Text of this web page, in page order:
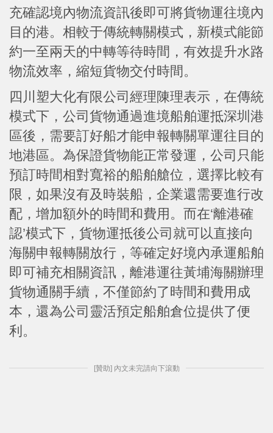
充確認境內物流資訊後即可將貨物運往境內
目的港。相較于傳統轉關模式，新模式能節
約一至兩天的中轉等待時間，有效提升水路
物流效率，縮短貨物交付時間。
四川塑大化有限公司經理陳理表示，在傳統
模式下，公司貨物通過進境船舶運抵深圳港
區後，需要訂好船才能申報轉關單運往目的
地港區。為保證貨物能正常發運，公司只能
預訂時間相對寬裕的船舶艙位，選擇比較有
限，如果沒有及時裝船，企業還需要進行改
配，增加額外的時間和費用。而在‘離港確
認’模式下，貨物運抵後公司就可以直接向
海關申報轉關放行，等確定好境內承運船舶
即可補充相關資訊，離港運往黃埔海關辦理
貨物通關手續，不僅節約了時間和費用成
本，還為公司靈活預定船舶倉位提供了便
利。
[贊助] 內文未完請向下滾動